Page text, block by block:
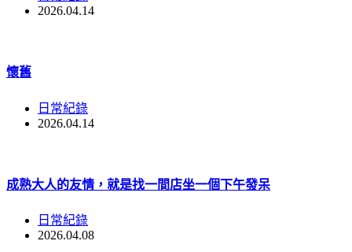
2026.04.14
懷舊
日常紀錄
2026.04.14
成熟大人的友情，就是找一間店坐一個下午發呆
日常紀錄
2026.04.08